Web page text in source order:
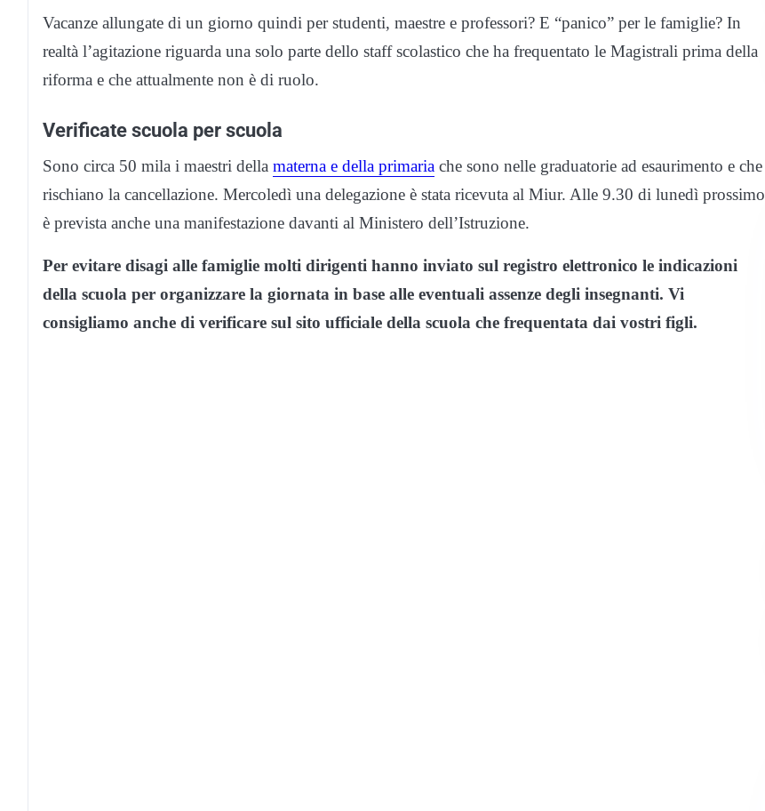
Vacanze allungate di un giorno quindi per studenti, maestre e professori? E “panico” per le famiglie? In
realtà l’agitazione riguarda una solo parte dello staff scolastico che ha frequentato le Magistrali prima della
riforma e che attualmente non è di ruolo.
Verificate scuola per scuola
Sono circa 50 mila i maestri della materna e della primaria che sono nelle graduatorie ad esaurimento e che
rischiano la cancellazione. Mercoledì una delegazione è stata ricevuta al Miur. Alle 9.30 di lunedì prossimo
è prevista anche una manifestazione davanti al Ministero dell’Istruzione.
Per evitare disagi alle famiglie molti dirigenti hanno inviato sul registro elettronico le indicazioni
della scuola per organizzare la giornata in base alle eventuali assenze degli insegnanti. Vi
consigliamo anche di verificare sul sito ufficiale della scuola che frequentata dai vostri figli.